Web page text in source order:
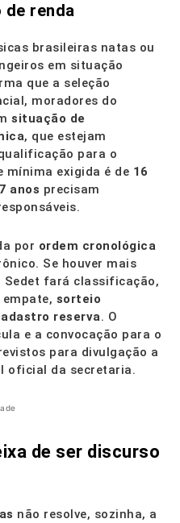
renda
brasileiras natas ou
em situação
que a seleção
moradores do
situação de
, que estejam
para o
mínima exigida é de 16
anos precisam
por ordem cronológica
Se houver mais
Sedet fará classificação,
sorteio
reserva. O
e a convocação para o
para divulgação a
oficial da secretaria.
de ser discurso
não resolve, sozinha, a